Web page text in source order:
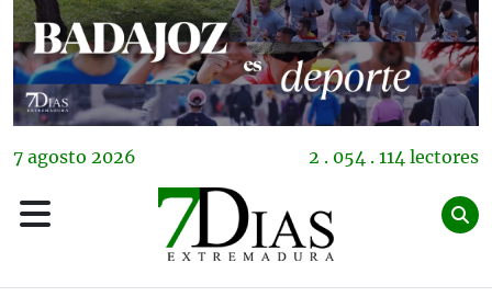
7 agosto 2026 2 . 054 . 114 lectores